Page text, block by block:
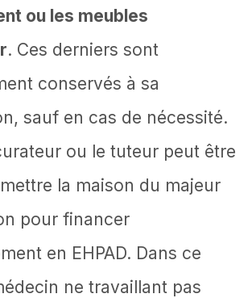
ou les meubles
. Ces derniers sont
conservés à sa
sauf en cas de nécessité.
ou le tuteur peut être
la maison du majeur
pour financer
en EHPAD. Dans ce
ne travaillant pas